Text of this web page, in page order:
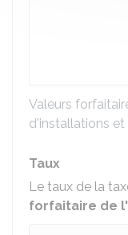
Valeurs
d'installations
Taux
Le taux de la
forfaitaire de